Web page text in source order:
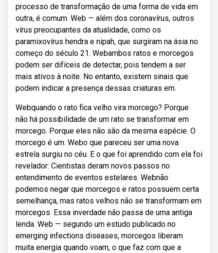
processo de transformação de uma forma de vida em
outra, é comum. Web — além dos coronavírus, outros
vírus preocupantes da atualidade, como os
paramixovírus hendra e nipah, que surgiram na ásia no
começo do século 21. Webambos ratos e morcegos
podem ser difíceis de detectar, pois tendem a ser
mais ativos à noite. No entanto, existem sinais que
podem indicar a presença dessas criaturas em.
Webquando o rato fica velho vira morcego? Porque
não há possibilidade de um rato se transformar em
morcego. Porque eles não são da mesma espécie. O
morcego é um. Webo que pareceu ser uma nova
estrela surgiu no céu. E o que foi aprendido com ela foi
revelador: Cientistas deram novos passos no
entendimento de eventos estelares. Webnão
podemos negar que morcegos e ratos possuem certa
semelhança, mas ratos velhos não se transformam em
morcegos. Essa inverdade não passa de uma antiga
lenda. Web — segundo um estudo publicado no
emerging infections diseases, morcegos liberam
muita energia quando voam, o que faz com que a